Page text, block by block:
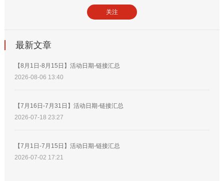
关注
最新文章
【8月1日-8月15日】活动日期-链接汇总
2026-08-06 13:40
【7月16日-7月31日】活动日期-链接汇总
2026-07-18 23:27
【7月1日-7月15日】活动日期-链接汇总
2026-07-02 17:21